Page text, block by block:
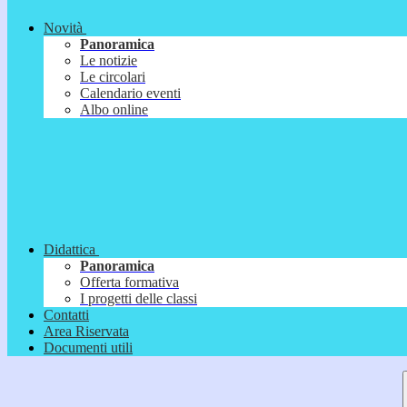
Novità
Panoramica
Le notizie
Le circolari
Calendario eventi
Albo online
Didattica
Panoramica
Offerta formativa
I progetti delle classi
Contatti
Area Riservata
Documenti utili